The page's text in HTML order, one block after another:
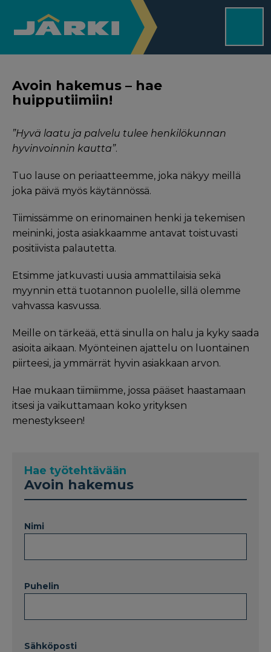
Avoin hakemus – hae
huipputiimiin!
”Hyvä laatu ja palvelu tulee henkilökunnan
hyvinvoinnin kautta”.
Tuo lause on periaatteemme, joka näkyy meillä
joka päivä myös käytännössä.
Tiimissämme on erinomainen henki ja tekemisen
meininki, josta asiakkaamme antavat toistuvasti
positiivista palautetta.
Etsimme jatkuvasti uusia ammattilaisia sekä
myynnin että tuotannon puolelle, sillä olemme
vahvassa kasvussa.
Meille on tärkeää, että sinulla on halu ja kyky saada
asioita aikaan. Myönteinen ajattelu on luontainen
piirteesi, ja ymmärrät hyvin asiakkaan arvon.
Hae mukaan tiimiimme, jossa pääset haastamaan
itsesi ja vaikuttamaan koko yrityksen
menestykseen!
Hae työtehtävään
Avoin hakemus
Nimi
Puhelin
Sähköposti